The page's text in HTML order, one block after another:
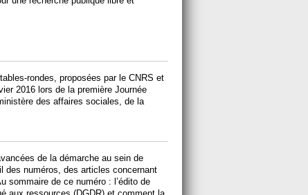
rondes, proposées par le CNRS et
2016 lors de la première Journée
des affaires sociales, de la
de la démarche au sein de
des numéros, des articles concernant
sommaire de ce numéro : l’édito de